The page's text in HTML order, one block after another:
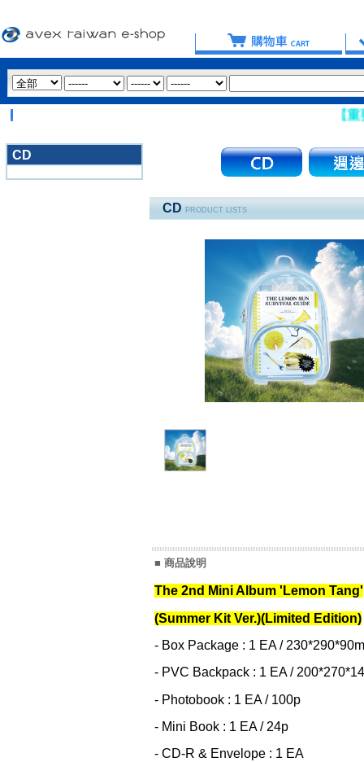
【重要提
CD
CD PRODUCT LISTS
■ 商品說明
The 2nd Mini Album 'Lemon Tang'
(Summer Kit Ver.)(Limited Edition)
- Box Package : 1 EA /
- PVC Backpack : 1 EA /
- Photobook : 1 EA / 100p
- Mini Book : 1 EA / 24p
- CD-R & Envelope : 1 EA